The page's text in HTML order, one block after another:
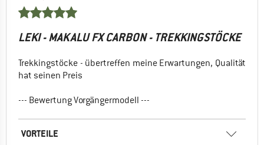
LEKI - MAKALU FX CARBON - TREKKINGSTÖCKE
Trekkingstöcke - übertreffen meine Erwartungen, Qualität
hat seinen Preis
--- Bewertung Vorgängermodell ---
VORTEILE